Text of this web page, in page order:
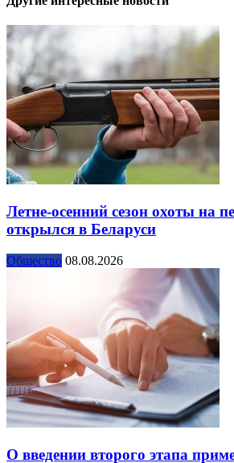
Летне-осенний сезон охоты на
открылся в Беларуси
Общество 08.08.2026
О введении второго этапа